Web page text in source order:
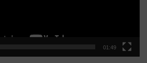
01:49